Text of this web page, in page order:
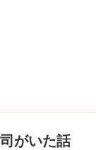
がいた話